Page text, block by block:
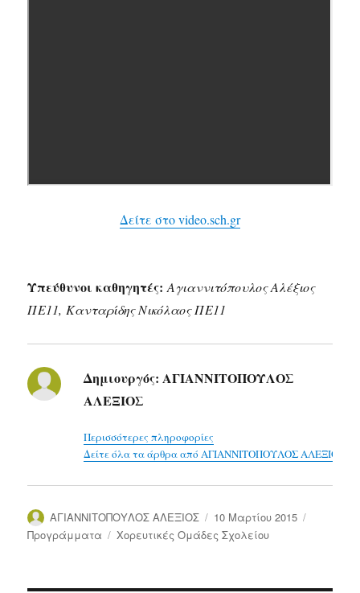
Δείτε στο video.sch.gr
Υπεύθυνοι καθηγητές:Αγιαννιτόπουλος Αλέξιος
ΠΕ11,Κανταρίδης Νικόλαος ΠΕ11
Δημιουργός: ΑΓΙΑΝΝΙΤΟΠΟΥΛΟΣ
ΑΛΕΞΙΟΣ
Περισσότερες πληροφορίες
Δείτε όλα τα άρθρα από ΑΓΙΑΝΝΙΤΟΠΟΥΛΟΣ ΑΛΕΞΙΟΣ
Συντάκτης
ΑΓΙΑΝΝΙΤΟΠΟΥΛΟΣ ΑΛΕΞΙΟΣ
Δημοσιεύτηκε
την
10 Μαρτίου 2015
Προγράμματα
Ετικέτες
Χορευτικές Ομάδες Σχολείου